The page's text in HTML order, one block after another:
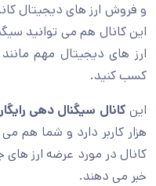
این کانال هم می توانید
ارز های دیجیتال مهم
کسب کنید.
این کانال سیگنال دهی
هزار کاربر دارد و شما هم
کانال در مورد عرضه ارز
خبر می دهند.